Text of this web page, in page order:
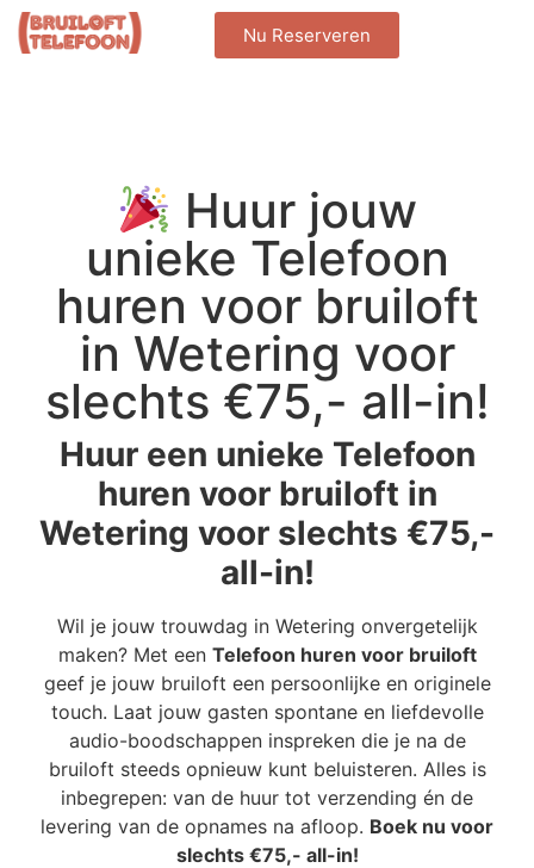
Nu Reserveren
Huur jouw
unieke Telefoon
huren voor bruiloft
in Wetering voor
slechts €75,- all-in!
Huur een unieke Telefoon
huren voor bruiloft in
Wetering voor slechts €75,-
all-in!
Wil je jouw trouwdag in Wetering onvergetelijk
maken? Met een Telefoon huren voor bruiloft
geef je jouw bruiloft een persoonlijke en originele
touch. Laat jouw gasten spontane en liefdevolle
audio-boodschappen inspreken die je na de
bruiloft steeds opnieuw kunt beluisteren. Alles is
inbegrepen: van de huur tot verzending én de
levering van de opnames na afloop. Boek nu voor
slechts €75,- all-in!